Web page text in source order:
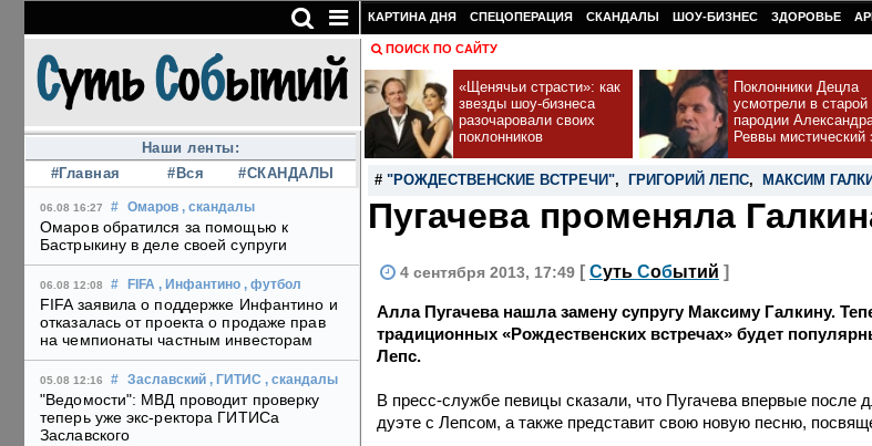
Наши ленты:
#Главная
#Вся #СКАНДАЛЫ
06.08 16:27 # Омаров , скандалы
Омаров обратился за помощью к
Бастрыкину в деле своей супруги
06.08 12:08 # FIFA , Инфантино , футбол
FIFA заявила о поддержке Инфантино и
отказалась от проекта о продаже прав
на чемпионаты частным инвесторам
05.08 12:16 # Заславский , ГИТИС , скандалы
"Ведомости": МВД проводит проверку
теперь уже экс-ректора ГИТИСа
Заславского
КАРТИНА ДНЯ СПЕЦОПЕРАЦИЯ СКАНДАЛЫ ШОУ-БИЗНЕС ЗДОРОВЬЕ
ПОИСК ПО САЙТУ
«Щенячьи страсти»: как
звезды шоу-бизнеса
разочаровали своих
поклонников
Поклонники Децла
усмотрели в старой
пародии
Реввы мистический
# "РОЖДЕСТВЕНСКИЕ ВСТРЕЧИ", ГРИГОРИЙ ЛЕПС, МАКСИМ
Пугачева променяла
4 сентября 2013, 17:49 [ Суть Событий ]
Алла Пугачева нашла замену супругу Максиму Галкину.
традиционных «Рождественских встречах» будет
Лепс.
В пресс-службе певицы сказали, что Пугачева впервые после
дуэте с Лепсом, а также представит свою новую песню,